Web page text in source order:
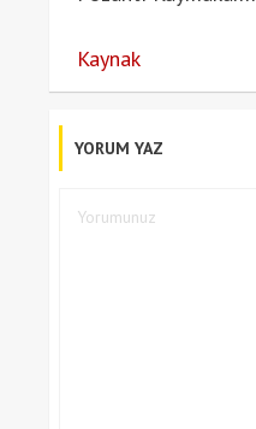
Kaynak
YORUM YAZ